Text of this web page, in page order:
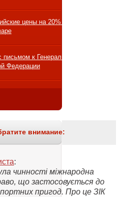
цены на 20% на авто,
к Генеральному
Федерации
внимание:
:
чинності міжнародна
що застосовується до
пригод. Про це ЗІК